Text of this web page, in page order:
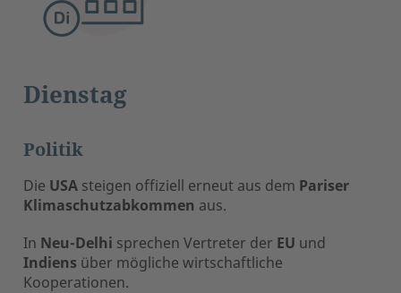
Dienstag
Politik
Die USA steigen offiziell erneut aus dem Pariser
Klimaschutzabkommen aus.
In Neu-Delhi sprechen Vertreter der EU und
Indiens über mögliche wirtschaftliche
Kooperationen.